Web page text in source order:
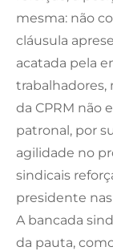
mesma: não
cláusula
acatada pela
trabalhadores,
da CPRM não
patronal, por
agilidade no
sindicais
presidente
A bancada
da pauta,